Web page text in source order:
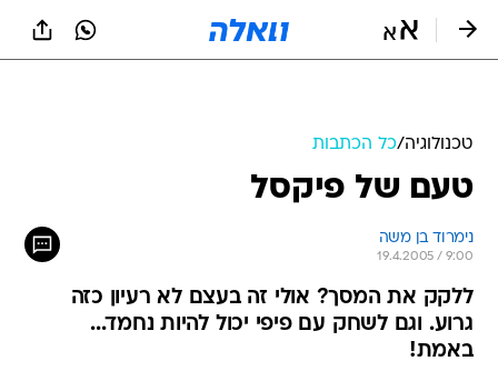
טכנולוגיה/כל הכתבות
טעם של פיקסל
נימרוד בן משה
19.4.2005 / 9:00
ללקק את המסך? אולי זה בעצם לא רעיון כזה
גרוע. וגם לשחק עם פיפי יכול להיות נחמד...
באמת!